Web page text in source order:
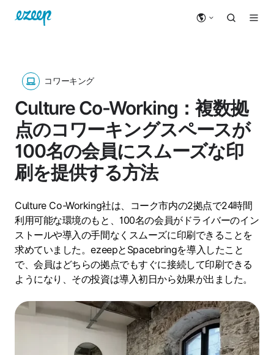
コワーキング
Culture Co-Working：複数拠
点のコワーキングスペースが
100名の会員にスムーズな印
刷を提供する方法
Culture Co-Working社は、コーク市内の2拠点で24時間
利用可能な環境のもと、100名の会員がドライバーのイン
ストールや導入の手間なくスムーズに印刷できることを
求めていました。ezeepとSpacebringを導入したこと
で、会員はどちらの拠点でもすぐに接続して印刷できる
ようになり、その投資は導入初日から効果が出ました。